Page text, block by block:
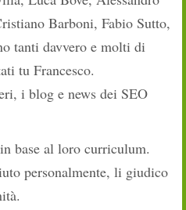
Barboni, Fabio Sutto,
tanti davvero e molti di
tu Francesco.
i blog e news dei SEO
base al loro curriculum.
personalmente, li giudico